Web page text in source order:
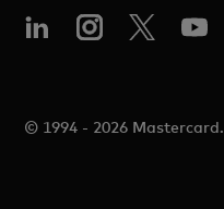
© 1994 - 2026 Mastercard.